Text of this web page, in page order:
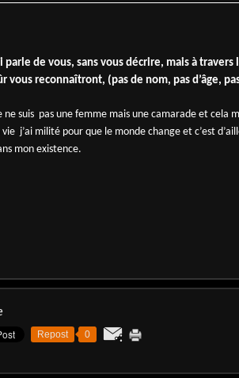
parle de vous, sans vous décrire, mais à
vous reconnaîtront, (pas de nom, pas d’âge,
ne suis pas une femme mais une camarade et cela
j’ai milité pour que le monde change et c’est
mon existence.
Repost 0